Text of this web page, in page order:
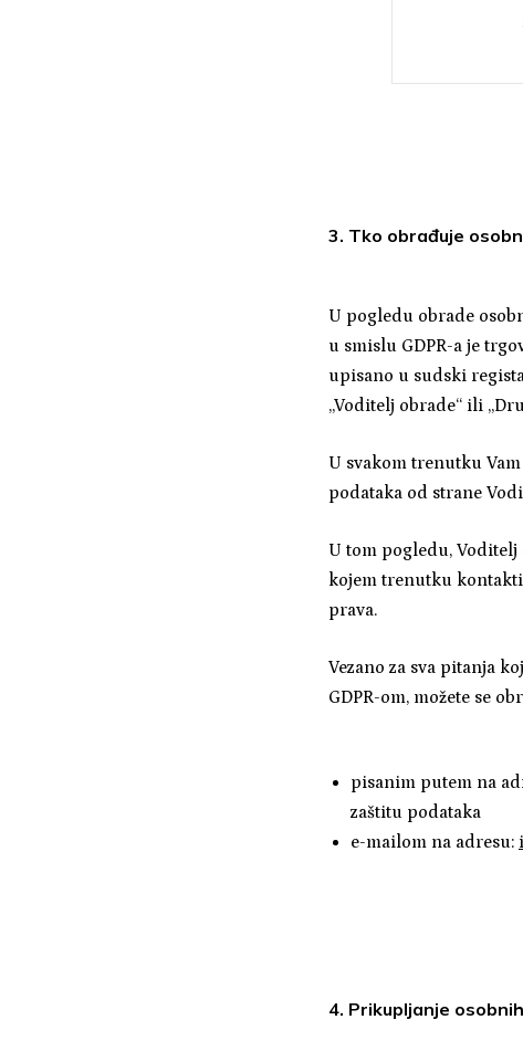
3. Tko obrađuje
U pogledu obrade
u smislu GDPR-a je
upisano u sudski
„Voditelj obrade“ ili
U svakom trenutku
podataka od strane
U tom pogledu, Voditelj
kojem trenutku
prava.
Vezano za sva pitanja
GDPR-om, možete se
pisanim putem na
zaštitu podataka
e-mailom na adresu:
4. Prikupljanje